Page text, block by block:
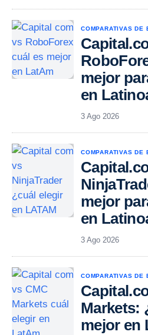
COMPARATIVAS DE
mejor
en
3 Ago 2026
COMPARATIVAS DE
mejor
en
3 Ago 2026
COMPARATIVAS DE
Markets:
mejor en